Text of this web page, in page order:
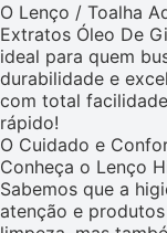
O Lenço / Toalha
Extratos Óleo De
ideal para quem
durabilidade e
com total
rápido!
O Cuidado e
Conheça o Lenço
Sabemos que a
atenção e